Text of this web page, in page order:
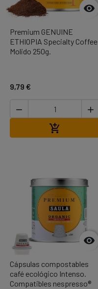

Premium GENUINE
ETHIOPIA Specialty Coffee
Molido 250g.
9,79 €
 


Cápsulas compostables
café ecológico Intenso.
Compatibles nespresso®